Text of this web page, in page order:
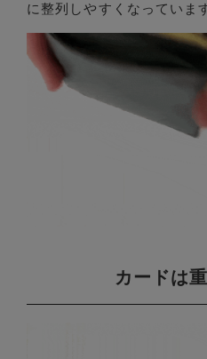
に整列しやすくなっていま
カードは